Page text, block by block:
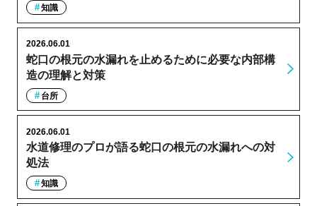
知識
蛇口の根元の水漏れを止めるために必要な内部構
造の理解と対策
2026.06.01
台所
水道修理のプロが語る蛇口の根元の水漏れへの対
処法
2026.06.01
知識